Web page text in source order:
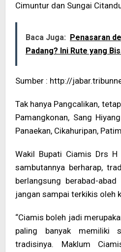
Cimuntur dan Sungai
Baca Juga: Penasaran
Padang? Ini Rute yang
Sumber : http://
Tak hanya Pangcalikan,
Pamangkonan, Sang
Panaekan, Cikahuripan,
Wakil Bupati Ciamis Drs
sambutannya berharap,
berlangsung berabad-
jangan sampai terkikis oleh
“Ciamis boleh jadi
paling banyak memiliki
tradisinya. Maklum